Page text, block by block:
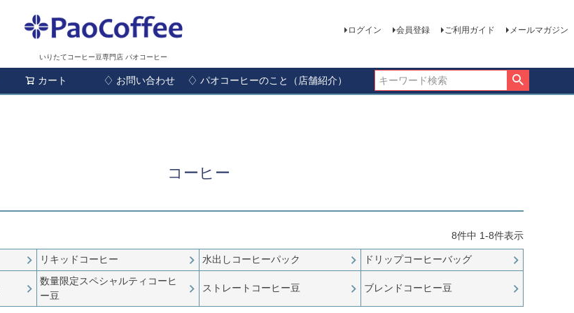
いりたてコーヒー豆専門店 パオコーヒー
ログイン 会員登録 ご利用ガイド メールマガジン
カート ♢ お問い合わせ ♢ パオコーヒーのこと（店舗紹介）
検索
コーヒー
8件中 1-8件表示
リキッドコーヒー 水出しコーヒーパック ドリップコーヒーバッグ
数量限定スペシャルティコーヒ
ー豆
ストレートコーヒー豆 ブレンドコーヒー豆